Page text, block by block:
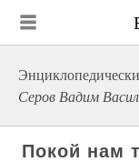
Серов Вадим
Покой нам